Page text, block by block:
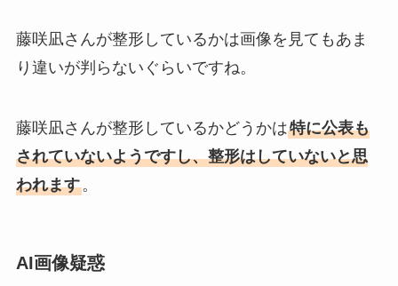
藤咲凪さんが整形しているかは画像を見てもあま
り違いが判らないぐらいですね。
藤咲凪さんが整形しているかどうかは特に公表も
されていないようですし、整形はしていないと思
われます。
AI画像疑惑